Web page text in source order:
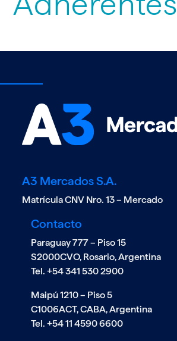
A3 Mercados S.A.
Matrícula CNV Nro. 13 – Mercado
Contacto
Paraguay 777 – Piso 15
S2000CVO, Rosario, Argentina
Tel. +54 341 530 2900
Maipú 1210 – Piso 5
C1006ACT, CABA, Argentina
Tel. +54 11 4590 6600